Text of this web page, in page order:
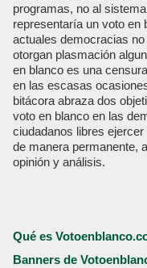
programas, no al
representaría un voto en
actuales democracias
otorgan plasmación
en blanco es una
en las escasas
bitácora abraza dos
voto en blanco en las
ciudadanos libres
de manera permanente,
opinión y análisis.
Qué es
Banners de